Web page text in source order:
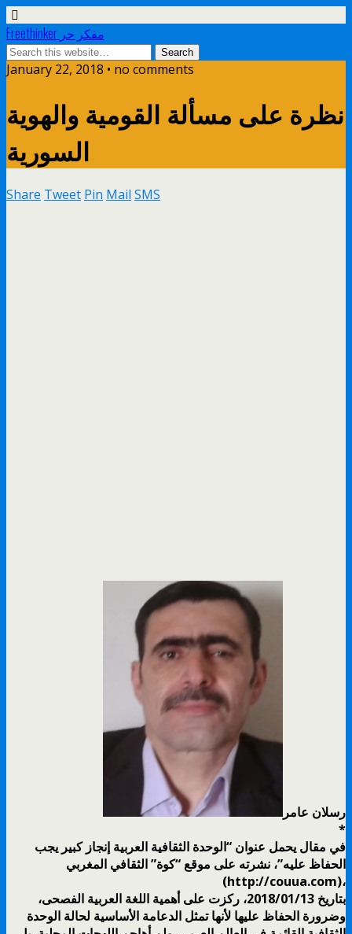
Freethinker مفكر حر
January 22, 2018 • no comments
نظرة على مسألة القومية والهوية
السورية
Share Tweet Pin Mail SMS
رسلان عامر
*
في مقال يحمل عنوان “الوحدة الثقافية العربية إنجاز كبير يجب
الحفاظ عليه”، نشرته على موقع “كوة” الثقافي المغربي
(http://couua.com)،
بتاريخ ‏13‏/01‏/2018، ركزت على أهمية اللغة العربية الفصحى،
وضرورة الحفاظ عليها لأنها تمثل الدعامة الأساسية لحالة الوحدة